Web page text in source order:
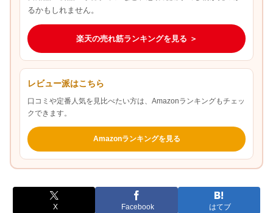
るかもしれません。
楽天の売れ筋ランキングを見る ＞
レビュー派はこちら
口コミや定番人気を見比べたい方は、Amazonランキングもチェッ
クできます。
Amazonランキングを見る
X Facebook はてブ